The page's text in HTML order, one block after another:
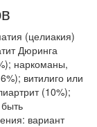
(целиакия)
Дюринга
наркоманы,
витилиго или
(10%);
вариант